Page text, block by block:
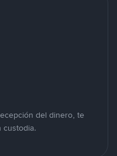
del dinero, te
custodia.